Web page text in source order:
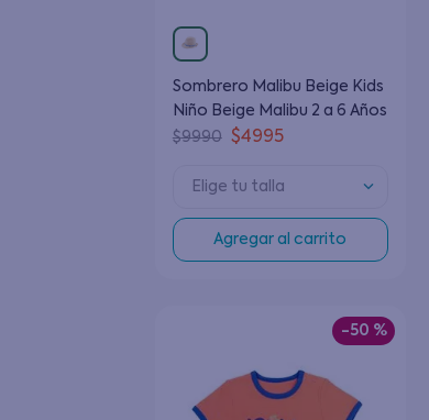
Sombrero Malibu Beige Kids
Niño Beige Malibu 2 a 6 Años
$9990 $4995
Elige tu talla
Agregar al carrito
-50 %